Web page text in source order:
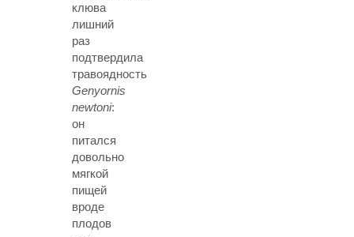
клюва
лишний
раз
подтвердила
травоядность
Genyornis
newtoni:
он
питался
довольно
мягкой
пищей
вроде
плодов